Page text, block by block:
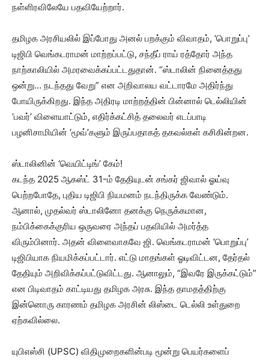
நள்ளிரவிலேயே பதவியேற்றார்.
தமிழக அரசியலில் இப்போது அனல் பறக்கும் விவாதம், ‘பொறுப்பு’
டிஜிபி வெங்கடராமன் மாற்றப்பட்டு, சந்தீப் ராய் ரத்தோர் அந்த
நாற்காலியில் அமரவைக்கப்பட்டதுதான். “ஸ்டாலின் நினைத்தது
ஒன்று… நடந்தது வேறு” என அறிவாலய வட்டாரமே அதிர்ந்து
போயிருக்கிறது. இந்த அதிரடி மாற்றத்தின் பின்னால் டெல்லியின்
‘பவர்’ விளையாட்டும், எதிர்க்கட்சித் தலைவர் எடப்பாடி
பழனிசாமியின் ‘மூவ்’களும் இருப்பதாகத் தகவல்கள் கசிகின்றன.
ஸ்டாலினின் ‘வெயிட்டிங்’ கேம்!
கடந்த 2025 ஆகஸ்ட் 31-ம் தேதியுடன் சங்கர் ஜிவால் ஓய்வு
பெற்றபோதே, புதிய டிஜிபி நியமனம் நடந்திருக்க வேண்டும்.
ஆனால், முதல்வர் ஸ்டாலினோ தனக்கு நெருக்கமான,
நம்பிக்கைக்குரிய ஒருவரை அந்தப் பதவியில் அமர்த்த
விரும்பினார். அதன் விளைவாகவே ஜி. வெங்கடராமன் ‘பொறுப்பு’
டிஜிபியாக நியமிக்கப்பட்டார். எட்டு மாதங்கள் ஓடிவிட்டன, தேர்தல்
தேதியும் அறிவிக்கப்பட்டுவிட்டது. ஆனாலும், “இவரே இருக்கட்டும்”
என பிடிவாதம் காட்டியது தமிழக அரசு. இந்த தாமதத்திற்கு
இன்னொரு காரணம் தமிழக அரசின் லிஸ்டை டெல்லி உள்துறை
ஏற்கவில்லை.
யுபிஎஸ்சி (UPSC) விதிமுறைகளின்படி மூன்று பெயர்களைப்